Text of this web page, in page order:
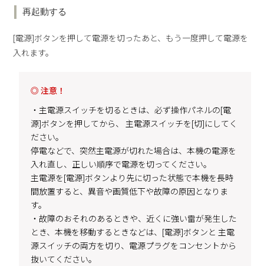
再起動する
[電源]ボタンを押して電源を切ったあと、もう一度押して電源を
入れます。
◎ 注意！
・主電源スイッチを切るときは、必ず操作パネルの[電
源]ボタンを押してから、 主電源スイッチを[切]にしてく
ださい。
停電などで、突然主電源が切れた場合は、本機の電源を
入れ直し、正しい順序で電源を切ってください。
主電源を[電源]ボタンより先に切った状態で本機を長時
間放置すると、異音や画質低下や故障の原因となりま
す。
・故障のおそれのあるときや、近くに強い雷が発生した
とき、本機を移動するときなどは、[電源]ボタンと 主電
源スイッチの両方を切り、電源プラグをコンセントから
抜いてください。